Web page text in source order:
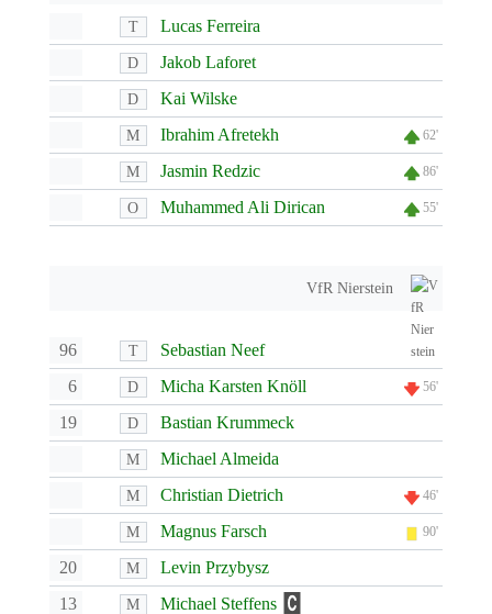
T Lucas Ferreira
D Jakob Laforet
D Kai Wilske
M Ibrahim Afretekh 62'
M Jasmin Redzic 86'
O Muhammed Ali Dirican 55'
VfR Nierstein
96 T
Sebastian Neef
6
D Micha Karsten Knöll 56'
19 D Bastian Krummeck
M Michael Almeida
M Christian Dietrich 46'
M Magnus Farsch 90'
20 M
Levin Przybysz
13
M
Michael Steffens